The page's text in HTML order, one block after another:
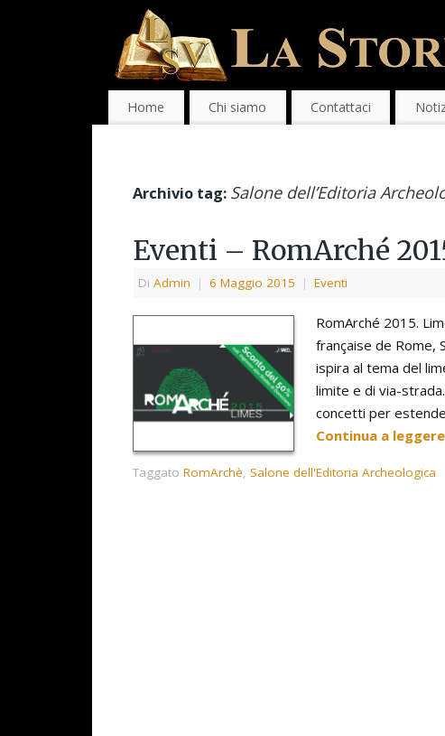
Home Chi siamo Contattaci
Archivio tag: Salone dell’Editoria
Eventi – RomArché
Di Admin | 6 Maggio 2015 | Eventi
RomArché 2015.
française de Rome,
ispira al tema del
limite e di via-
concetti per
Continua a leggere
Taggato RomArchè Salone dell'Editoria Archeologica